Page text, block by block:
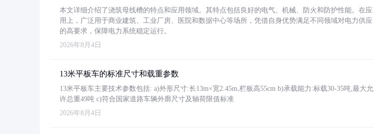
本文详细介绍了浇筑母线槽的特点和应用领域。其特点包括良好的电气、机械、防火和防护性能。在应
用上，广泛用于商业建筑、工业厂房、医院和数据中心等场所，凭借自身优势满足不同领域对电力供应
的高要求，保障电力系统稳定运行。
2026年8月4日
13米平板车的标准尺寸和载重参数
13米平板车主要技术参数包括: a)外形尺寸:长13m×宽2.45m,栏板高55cm b)承载能力:标载30-35吨,最大允
许总重49吨 c)符合国家道路车辆外廓尺寸及轴荷限值标准
2026年8月4日